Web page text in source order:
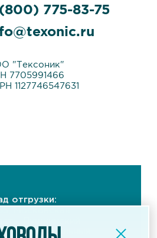
775-83-75
"Тексоник"
7705991466
1127746547631
отгрузки:
Индустриальный